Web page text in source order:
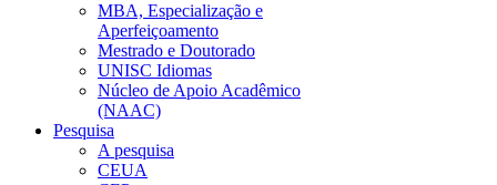
MBA, Especialização e
Aperfeiçoamento
Mestrado e Doutorado
UNISC Idiomas
Núcleo de Apoio Acadêmico
(NAAC)
Pesquisa
A pesquisa
CEUA